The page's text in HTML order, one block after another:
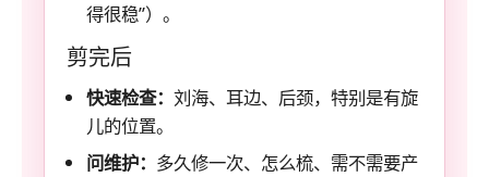
得很稳”）。
剪完后
快速检查： 刘海、耳边、后颈，特别是有旋
儿的位置。
问维护： 多久修一次、怎么梳、需不需要产